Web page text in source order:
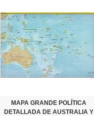
MAPA GRANDE POLÍTICA
DETALLADA DE AUSTRALIA Y